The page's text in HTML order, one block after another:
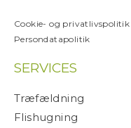
Cookie- og privatlivspolitik
Persondatapolitik
SERVICES
Træfældning
Flishugning